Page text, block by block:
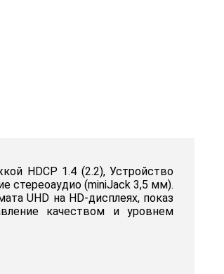
HDCP 1.4 (2.2), Устройство
стереоаудио (miniJack 3,5 мм).
UHD на HD-дисплеях, показ
качеством и уровнем